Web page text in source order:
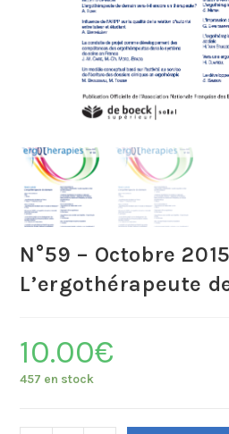
N°59 – Octobre
L’ergothérapeute
10.00€
457 en stock